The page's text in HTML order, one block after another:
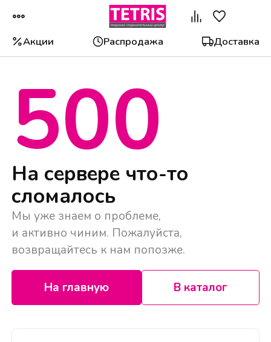
Акции Распродажа Доставка
500
На сервере что-то
сломалось
Мы уже знаем о проблеме,
и активно чиним. Пожалуйста,
возвращайтесь к нам попозже.
На главную В каталог